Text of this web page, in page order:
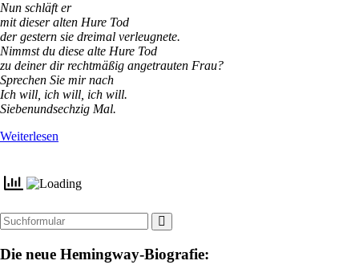
Nun schläft er
mit dieser alten Hure Tod
der gestern sie dreimal verleugnete.
Nimmst du diese alte Hure Tod
zu deiner dir rechtmäßig angetrauten Frau?
Sprechen Sie mir nach
Ich will, ich will, ich will.
Siebenundsechzig Mal.
Weiterlesen
Die neue Hemingway-Biografie: